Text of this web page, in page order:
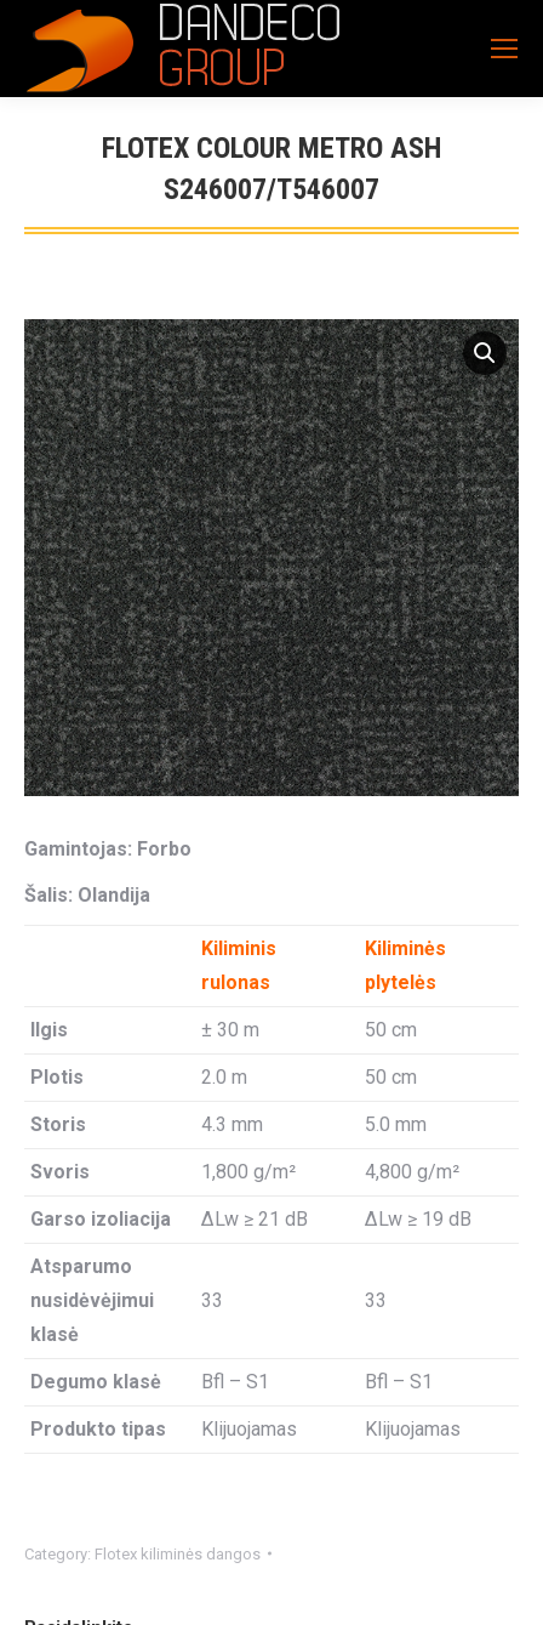
FLOTEX COLOUR METRO ASH
S246007/T546007
Gamintojas: Forbo
Šalis: Olandija
Kiliminis
rulonas
Kiliminės
plytelės
Ilgis ± 30 m 50 cm
Plotis 2.0 m 50 cm
Storis 4.3 mm 5.0 mm
Svoris 1,800 g/m² 4,800 g/m²
Garso izoliacija ΔLw ≥ 21 dB ΔLw ≥ 19 dB
Atsparumo
nusidėvėjimui
klasė
33 33
Degumo klasė Bfl – S1 Bfl – S1
Produkto tipas Klijuojamas Klijuojamas
Category: Flotex kiliminės dangos